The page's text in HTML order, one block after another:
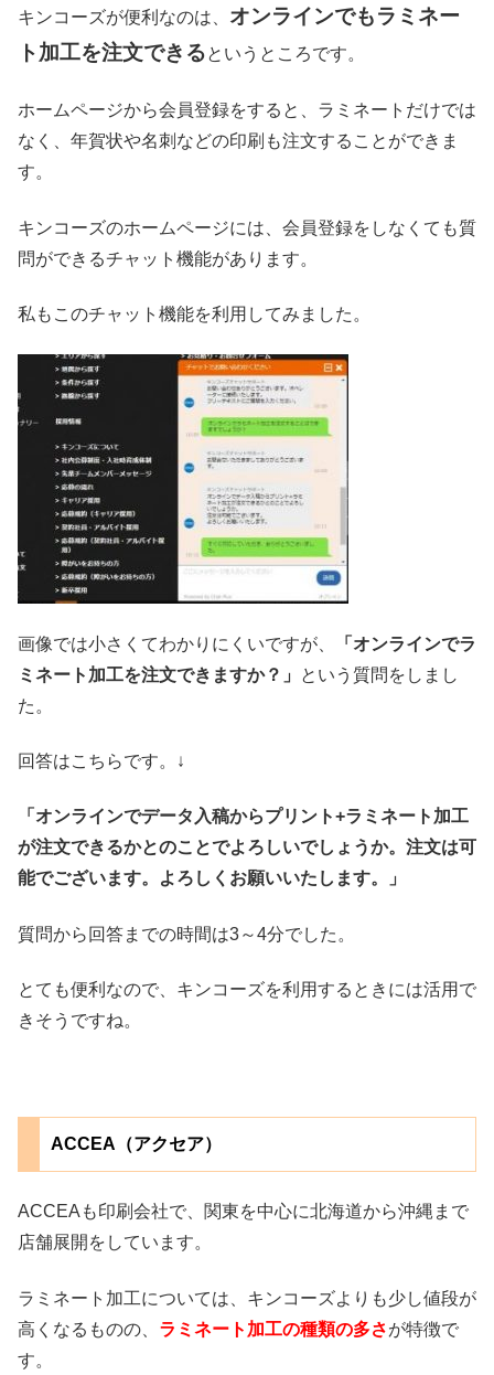
キンコーズが便利なのは、 オンラインでもラミネー
ト加工を注文できるというところです。
ホームページから会員登録をすると、ラミネートだけでは
なく、年賀状や名刺などの印刷も注文することができま
す。
キンコーズのホームページには、会員登録をしなくても質
問ができるチャット機能があります。
私もこのチャット機能を利用してみました。
画像では小さくてわかりにくいですが、
「オンラインでラ
ミネート加工を注文できますか？」
という質問をしまし
た。
回答はこちらです。↓
「オンラインでデータ入稿からプリント+ラミネート加工
が注文できるかとのことでよろしいでしょうか。注文は可
能でございます。よろしくお願いいたします。」
質問から回答までの時間は3～4分でした。
とても便利なので、キンコーズを利用するときには活用で
きそうですね。
ACCEA（アクセア）
ACCEAも印刷会社で、関東を中心に北海道から沖縄まで
店舗展開をしています。
ラミネート加工については、キンコーズよりも少し値段が
高くなるものの、 ラミネート加工の種類の多さが特徴で
す。